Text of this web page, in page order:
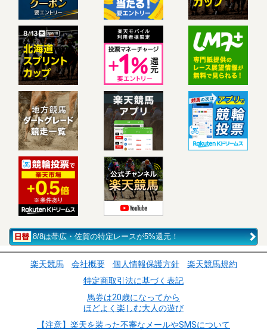
8/8は帯広・佐賀の特定レースが5%還元！
楽天競馬 会社概要 個人情報保護方針
楽天競馬規約
特定商取引法に基づく表記
馬券は20歳になってから
ほどよく楽しむ大人の遊び
【注意】楽天を装った不審なメールやSMSについて